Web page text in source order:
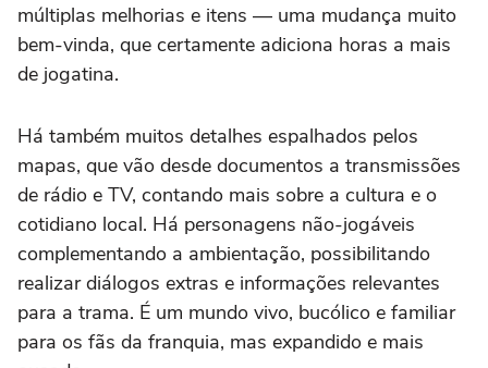
múltiplas melhorias e itens — uma mudança muito
bem-vinda, que certamente adiciona horas a mais
de jogatina.
Há também muitos detalhes espalhados pelos
mapas, que vão desde documentos a transmissões
de rádio e TV, contando mais sobre a cultura e o
cotidiano local. Há personagens não-jogáveis
complementando a ambientação, possibilitando
realizar diálogos extras e informações relevantes
para a trama. É um mundo vivo, bucólico e familiar
para os fãs da franquia, mas expandido e mais